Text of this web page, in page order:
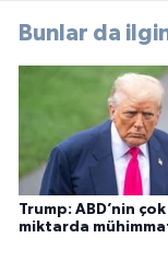
Bunlar da
Trump: ABD’nin
miktarda